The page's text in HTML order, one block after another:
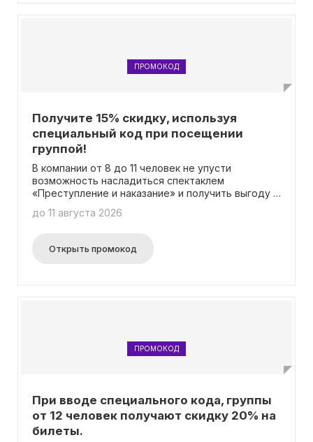
ПРОМОКОД
Получите 15% скидку, используя
специальный код при посещении
группой!
В компании от 8 до 11 человек не упусти
возможность насладиться спектаклем
«Преступление и наказание» и получить выгоду с
Необходимо лишь собрать друзей и
захватывающую постановку. Учтите, что скидка
не распространяется на VIP-билеты. Не упустите
до 11 августа 2026
Открыть промокод
ПРОМОКОД
При вводе специального кода, группы
от 12 человек получают скидку 20% на
билеты.